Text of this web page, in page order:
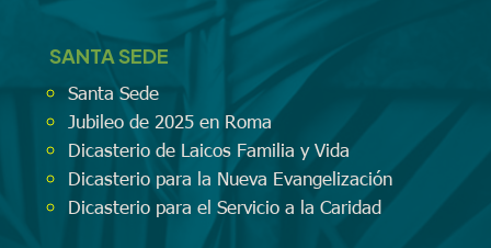
SANTA SEDE
Santa Sede
Jubileo de 2025 en Roma
Dicasterio de Laicos Familia y Vida
Dicasterio para la Nueva Evangelización
Dicasterio para el Servicio a la Caridad